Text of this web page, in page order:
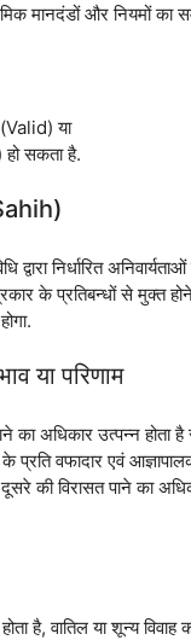
मानदंडों और नियमों का
(Valid) या
सकता है.
द्वारा निर्धारित
के प्रतिबन्धों से मुक्त
या परिणाम
का अधिकार उत्पन्न
के प्रति वफादार एवं
की विरासत पाने का
है, वातिल या शून्य